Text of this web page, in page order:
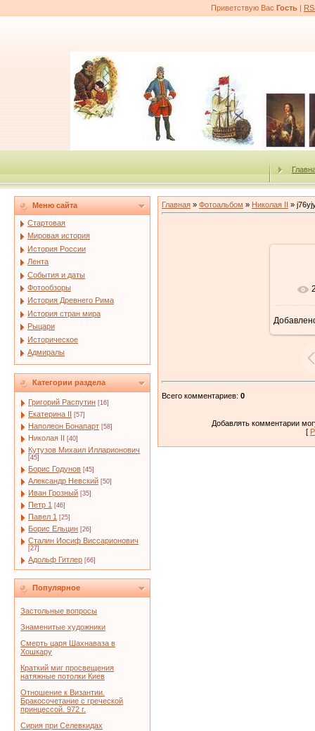
Приветствую Вас Гость |
Меню сайта
Стартовая
Мировая история
История России
Лента
События и даты
Фотообзоры
История Древнего Рима
История стран мира
Рыцари
Историческое
Адмиралы
Категории раздела
Григорий Распутин [16]
Екатерина II [57]
Наполеон Бонапарт [58]
Николая II [40]
Кутузов Михаил Илларионович
[45]
Борис Годунов [45]
Александр Невский [50]
Иван Грозный [35]
Петр 1 [46]
Павел 1 [25]
Борис Ельцин [26]
Сталин Иосиф Виссарионович
[27]
Адольф Гитлер [66]
Популярное
Застольные вопросы
Знаменитые художники
Смерть царя Шахнаваза в
Хошкару
Краткий миг просвещения
натяжные потолки Киев
Отношение к Византии.
Бракосочетание с греческой
принцессой. 972 г.
Сирия при Селевкидах
Главная » Фотоальбом » Николая II »
Всего комментариев: 0
Добавлять комментарии
[